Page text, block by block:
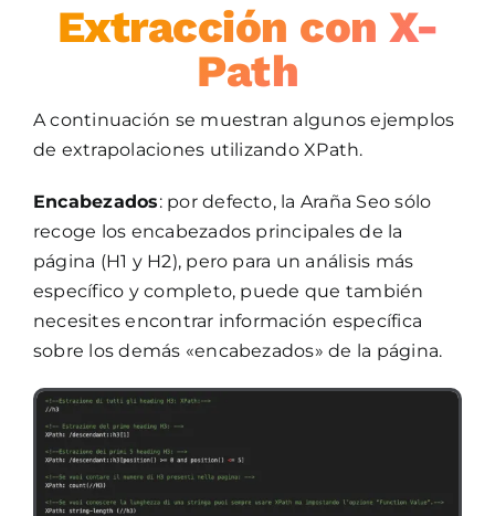
Extracción con X-
Path
A continuación se muestran algunos ejemplos
de extrapolaciones utilizando XPath.
Encabezados: por defecto, la Araña Seo sólo
recoge los encabezados principales de la
página (H1 y H2), pero para un análisis más
específico y completo, puede que también
necesites encontrar información específica
sobre los demás «encabezados» de la página.